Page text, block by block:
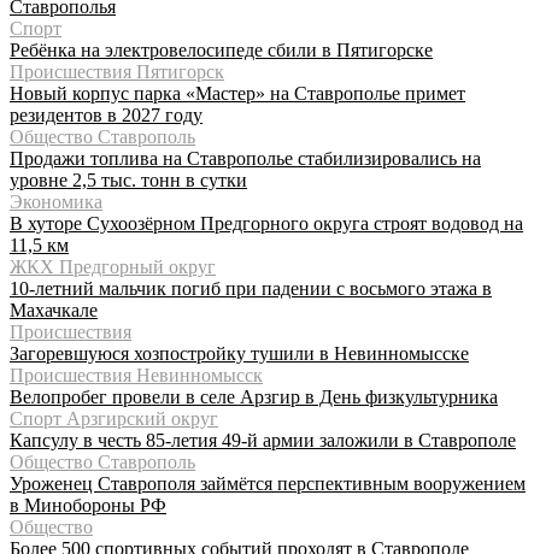
Ставрополья
Спорт
Ребёнка на электровелосипеде сбили в Пятигорске
Происшествия Пятигорск
Новый корпус парка «Мастер» на Ставрополье примет
резидентов в 2027 году
Общество Ставрополь
Продажи топлива на Ставрополье стабилизировались на
уровне 2,5 тыс. тонн в сутки
Экономика
В хуторе Сухоозёрном Предгорного округа строят водовод на
11,5 км
ЖКХ Предгорный округ
10-летний мальчик погиб при падении с восьмого этажа в
Махачкале
Происшествия
Загоревшуюся хозпостройку тушили в Невинномысске
Происшествия Невинномысск
Велопробег провели в селе Арзгир в День физкультурника
Спорт Арзгирский округ
Капсулу в честь 85-летия 49-й армии заложили в Ставрополе
Общество Ставрополь
Уроженец Ставрополя займётся перспективным вооружением
в Минобороны РФ
Общество
Более 500 спортивных событий проходят в Ставрополе